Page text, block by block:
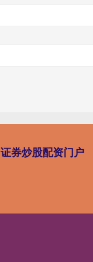
证券炒股配资门户